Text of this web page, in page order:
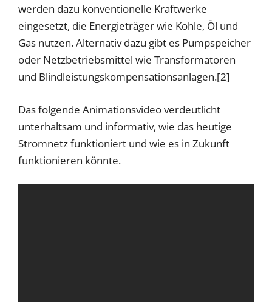
werden dazu konventionelle Kraftwerke
eingesetzt, die Energieträger wie Kohle, Öl und
Gas nutzen. Alternativ dazu gibt es Pumpspeicher
oder Netzbetriebsmittel wie Transformatoren
und Blindleistungskompensationsanlagen.[2]
Das folgende Animationsvideo verdeutlicht
unterhaltsam und informativ, wie das heutige
Stromnetz funktioniert und wie es in Zukunft
funktionieren könnte.